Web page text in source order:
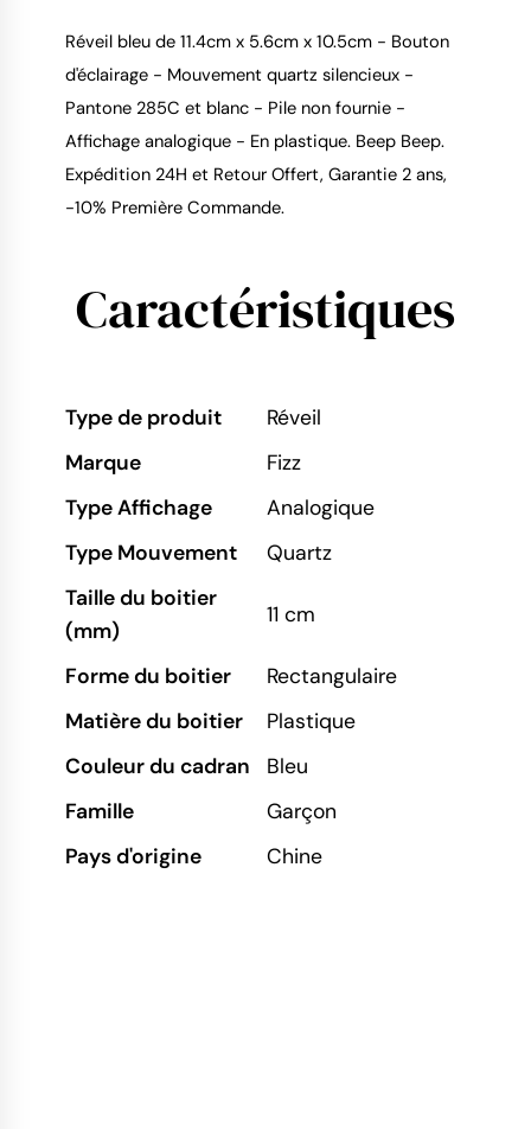
Réveil bleu de 11.4cm x 5.6cm x 10.5cm - Bouton
d'éclairage - Mouvement quartz silencieux -
Pantone 285C et blanc - Pile non fournie -
Affichage analogique - En plastique. Beep Beep.
Expédition 24H et Retour Offert, Garantie 2 ans,
-10% Première Commande.
Caractéristiques
Type de produit
Réveil
Marque
Fizz
Type Affichage
Analogique
Type Mouvement
Quartz
Taille du boitier
(mm)
11 cm
Forme du boitier
Rectangulaire
Matière du boitier
Plastique
Couleur du cadran
Bleu
Famille
Garçon
Pays d'origine
Chine